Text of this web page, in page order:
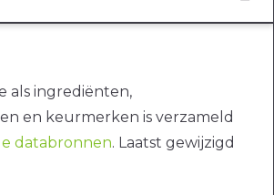
als ingrediënten,
en keurmerken is verzameld
databronnen. Laatst gewijzigd